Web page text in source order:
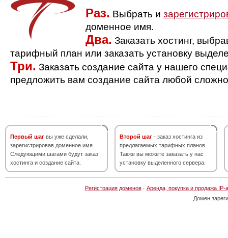
Раз. Выбрать и
доменное имя.
Два. Заказать хостинг,
тарифный план или заказать установку
Три. Заказать создание сайта у нашего
предложить вам создание сайта любой
Первый шаг вы уже сделали,
зарегистрировав доменное имя.
Следующими шагами будут заказ
хостинга и создание сайта.
Второй шаг - заказ хостинга из
предлагаемых тарифных планов.
Также вы можете заказать у нас
установку выделенного сервера.
Регистрация доменов· Аренда, покупка и продажа IP-
Домен